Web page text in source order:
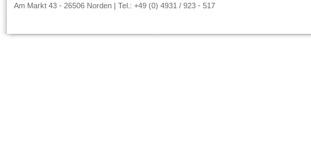
Am Markt 43 - 26506 Norden | Tel.: +49 (0) 4931 / 923 - 517